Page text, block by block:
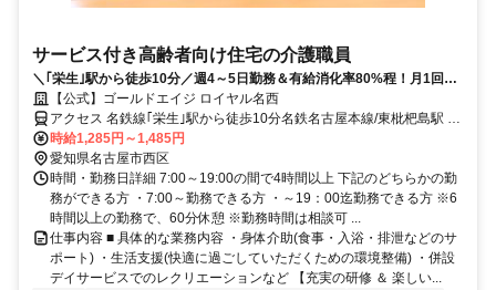
サービス付き高齢者向け住宅の介護職員
＼｢栄生｣駅から徒歩10分／週4～5日勤務＆有給消化率80%程！月1回の
勉強会でスキルUP!!
【公式】ゴールドエイジ ロイヤル名西
アクセス 名鉄線｢栄生｣駅から徒歩10分名鉄名古屋本線/東枇杷島駅 名
鉄犬山線/栄生駅 名古屋市営地下鉄鶴舞線/浄心駅 名古屋市営地下鉄東
山線/亀島駅 JR東海道本線/枇杷島駅
時給1,285円～1,485円
愛知県名古屋市西区
時間・勤務日詳細 7:00～19:00の間で4時間以上 下記のどちらかの勤
務ができる方 ・7:00～勤務できる方 ・～19：00迄勤務できる方 ※6
時間以上の勤務で、60分休憩 ※勤務時間は相談可 ...
仕事内容 ■ 具体的な業務内容 ・身体介助(食事・入浴・排泄などのサ
ポート) ・生活支援(快適に過ごしていただくための環境整備) ・併設
デイサービスでのレクリエーションなど 【充実の研修 ＆ 楽しい...